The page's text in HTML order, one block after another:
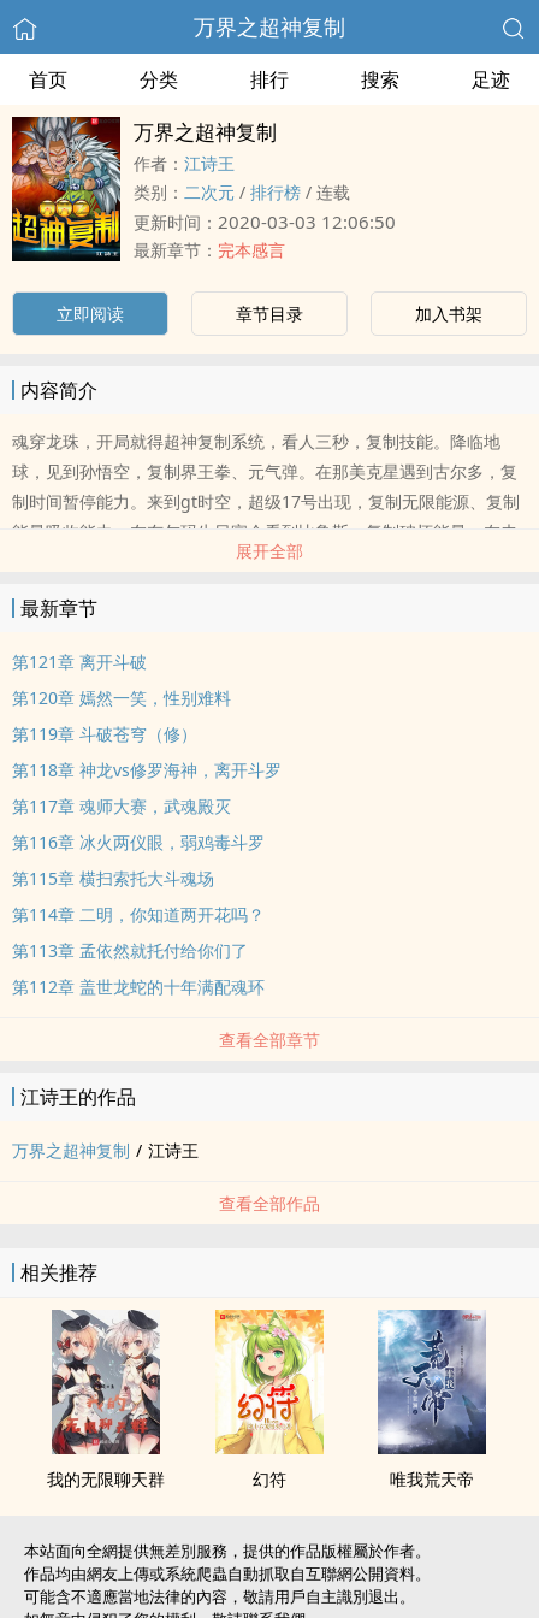
万界之超神复制
首页 分类 排行 搜索 足迹
万界之超神复制
作者： 江诗王
类别： 二次元 / 排行榜 / 连载
更新时间： 2020-03-03 12:06:50
最新章节： 完本感言
立即阅读 章节目录 加入书架
内容简介
魂穿龙珠，开局就得超神复制系统，看人三秒，复制技能。降临地
球，见到孙悟空，复制界王拳、元气弹。在那美克星遇到古尔多，复
制时间暂停能力。来到gt时空，超级17号出现，复制无限能源、复制
能量吸收能力。在布尔玛生日宴会看到比鲁斯，复制破坏能量。在未
来时空看到扎马斯，复制不死之身，见到全王，复制抹除能力。在天
展开全部
最新章节
第121章 离开斗破
第120章 嫣然一笑，性别难料
第119章 斗破苍穹（修）
第118章 神龙vs修罗海神，离开斗罗
第117章 魂师大赛，武魂殿灭
第116章 冰火两仪眼，弱鸡毒斗罗
第115章 横扫索托大斗魂场
第114章 二明，你知道两开花吗？
第113章 孟依然就托付给你们了
第112章 盖世龙蛇的十年满配魂环
查看全部章节
江诗王的作品
万界之超神复制 / 江诗王
查看全部作品
相关推荐
我的无限聊天群 幻符 唯我荒天帝
本站面向全網提供無差別服務，提供的作品版權屬於作者。
作品均由網友上傳或系統爬蟲自動抓取自互聯網公開資料。
可能含不適應當地法律的內容，敬請用戶自主識別退出。